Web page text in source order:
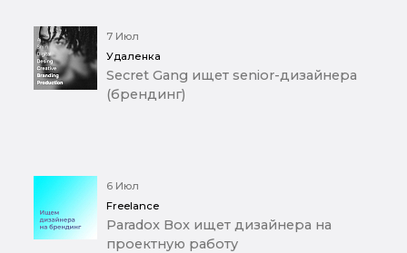
7 Июл
Удаленка
Secret Gang ищет senior-дизайнера
(брендинг)
6 Июл
Freelance
Paradox Box ищет дизайнера на
проектную работу